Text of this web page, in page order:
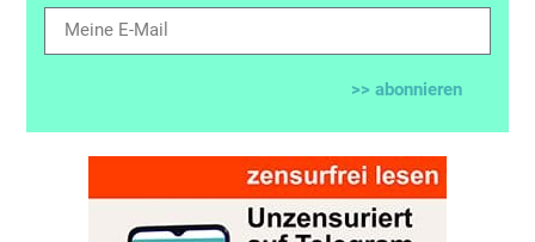
>> abonnieren